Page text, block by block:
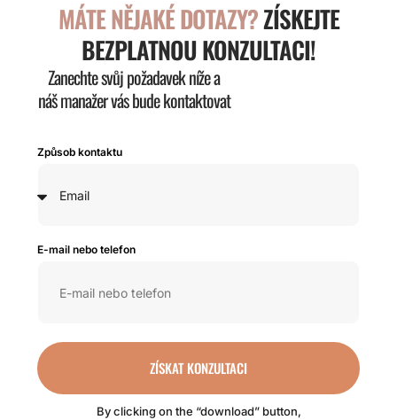
MÁTE NĚJAKÉ DOTAZY?ZÍSKEJTE
BEZPLATNOU KONZULTACI!
Zanechte svůj požadavek níže a
náš manažer vás bude kontaktovat
Způsob kontaktu
E-mail nebo telefon
ZÍSKAT KONZULTACI
By clicking on the “download” button,